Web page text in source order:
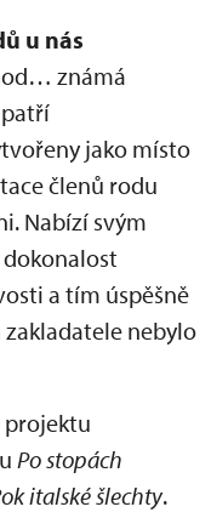
u nás
známá
jako místo
členů rodu
Nabízí svým
a tím úspěšně
nebylo
projektu
Po stopách
italské šlechty.